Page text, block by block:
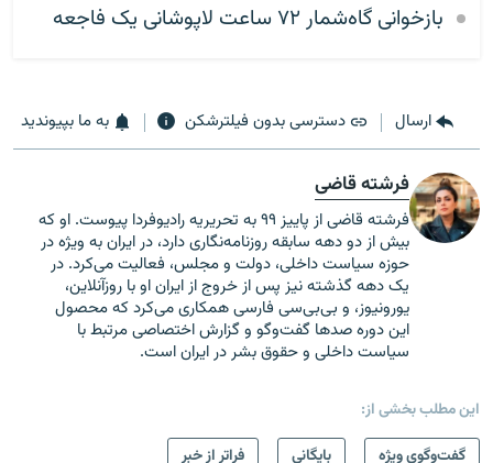
بازخوانی گاه‌شمار ۷۲ ساعت لاپوشانی یک فاجعه
ارسال دسترسی بدون فیلترشکن به ما بپیوندید
فرشته قاضی
فرشته قاضی از پاییز ۹۹ به تحریریه رادیوفردا پیوست. او که
بیش از دو دهه سابقه روزنامه‌نگاری دارد، در ایران به ویژه در
حوزه سیاست داخلی، دولت و مجلس، فعالیت می‌کرد. در
یک دهه گذشته نیز پس از خروج از ایران او با روزآنلاین،
یورونیوز، و بی‌بی‌سی فارسی همکاری می‌کرد که محصول
این دوره صدها گفت‌وگو و گزارش اختصاصی مرتبط با
سیاست داخلی و حقوق بشر در ایران است.
این مطلب بخشی از:
گفت‌وگوی ویژه
بایگانی فراتر از خبر